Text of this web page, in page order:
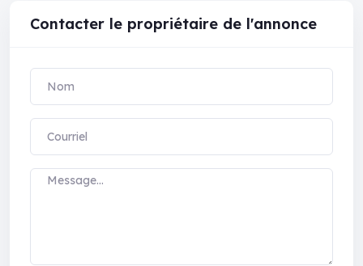
Contacter le propriétaire de l'annonce